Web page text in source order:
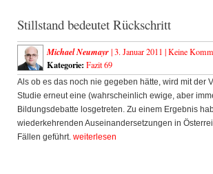
Stillstand bedeutet Rückschritt
Michael Neumayr| 3. Januar 2011 |Keine
Kategorie: Fazit 69
Als ob es das noch nie gegeben hätte, wird mit der
Studie erneut eine (wahrscheinlich ewige, aber
Bildungsdebatte losgetreten. Zu einem Ergebnis
wiederkehrenden Auseinandersetzungen in
Fällen geführt. weiterlesen